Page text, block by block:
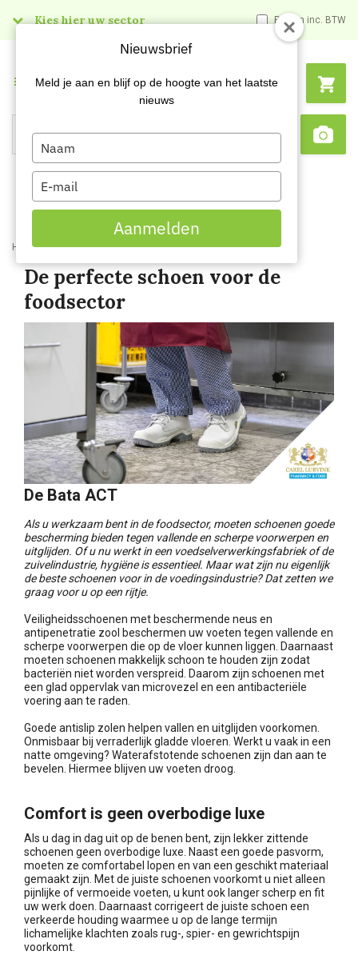
Kies hier uw sector Prijzen inc. BTW
Search
Menu
Home Blog De perfecte schoen voor de foodsector
De perfecte schoen voor de
foodsector
De Bata ACT
Als u werkzaam bent in de foodsector, moeten schoenen goede
bescherming bieden tegen vallende en scherpe voorwerpen en
uitglijden. Of u nu werkt in een voedselverwerkingsfabriek of de
zuivelindustrie, hygiëne is essentieel. Maar wat zijn nu eigenlijk
de beste schoenen voor in de voedingsindustrie? Dat zetten we
graag voor u op een rijtje.
Veiligheidsschoenen met beschermende neus en
antipenetratie zool beschermen uw voeten tegen vallende en
scherpe voorwerpen die op de vloer kunnen liggen. Daarnaast
moeten schoenen makkelijk schoon te houden zijn zodat
bacteriën niet worden verspreid. Daarom zijn schoenen met
een glad oppervlak van microvezel en een antibacteriële
voering aan te raden.
Goede antislip zolen helpen vallen en uitglijden voorkomen.
Onmisbaar bij verraderlijk gladde vloeren. Werkt u vaak in een
natte omgeving? Waterafstotende schoenen zijn dan aan te
bevelen. Hiermee blijven uw voeten droog.
Comfort is geen overbodige luxe
Als u dag in dag uit op de benen bent, zijn lekker zittende
schoenen geen overbodige luxe. Naast een goede pasvorm,
moeten ze comfortabel lopen en van een geschikt materiaal
gemaakt zijn. Met de juiste schoenen voorkomt u niet alleen
pijnlijke of vermoeide voeten, u kunt ook langer scherp en fit
uw werk doen. Daarnaast corrigeert de juiste schoen een
verkeerde houding waarmee u op de lange termijn
lichamelijke klachten zoals rug-, spier- en gewrichtspijn
voorkomt.
Nieuwsbrief
Meld je aan en blijf op de hoogte van het laatste
nieuws
Type
your
name
Type
your
email
Aanmelden